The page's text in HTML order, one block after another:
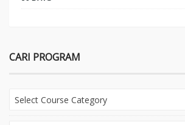
CARI PROGRAM
Select Course Category